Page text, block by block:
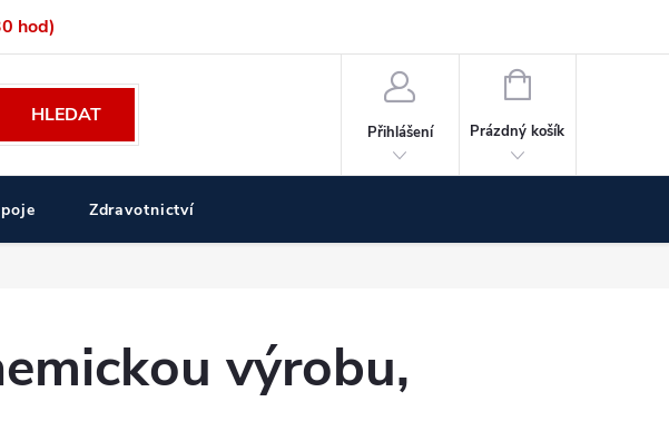
hod)
Velkoobchodní prodej
HLEDAT
Přihlášení
NÁKUPNÍ
Prázdný košík
Zdravotnictví
výrobu,